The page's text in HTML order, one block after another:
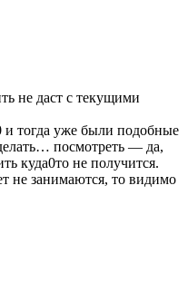
не даст с текущими
и тогда уже были подобные
посмотреть — да,
куда0то не получится.
не занимаются, то видимо